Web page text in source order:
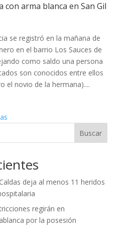
arma blanca en San Gil
se registró en la mañana de
en el barrio Los Sauces de
como saldo una persona
son conocidos entre ellos
el novio de la hermana)....
Buscar
deja al menos 11 heridos
regirán en
por la posesión